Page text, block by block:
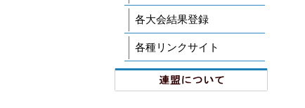
各大会結果登録
各種リンクサイト